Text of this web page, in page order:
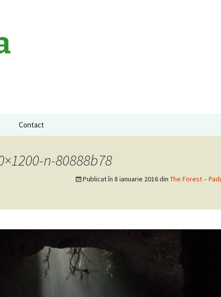
Contact
n-80888b78
Publicat în 8 ianuarie 2016din The Forest –